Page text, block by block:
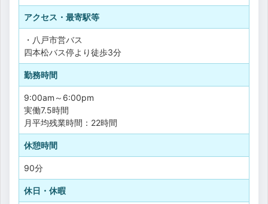
アクセス・最寄駅等
・八戸市営バス
四本松バス停より徒歩3分
勤務時間
9:00am～6:00pm
実働7.5時間
月平均残業時間：22時間
休憩時間
90分
休日・休暇